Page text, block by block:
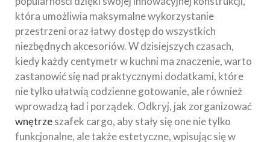
która umożliwia maksymalne wykorzystanie
przestrzeni oraz łatwy dostęp do wszystkich
niezbędnych akcesoriów. W dzisiejszych czasach,
kiedy każdy centymetr w kuchni ma znaczenie, warto
zastanowić się nad praktycznymi dodatkami, które
nie tylko ułatwią codzienne gotowanie, ale również
wprowadzą ład i porządek. Odkryj, jak zorganizować
wnętrzeszafek cargo, aby stały się one nie tylko
funkcjonalne, ale także estetyczne, wpisując się w